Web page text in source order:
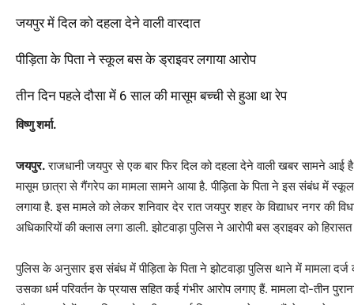
जयपुर में दिल को दहला देने वाली वारदात
पीड़िता के पिता ने स्कूल बस के ड्राइवर लगाया आरोप
तीन दिन पहले दौसा में 6 साल की मासूम बच्ची से हुआ था रेप
विष्णु शर्मा.
जयपुर.राजधानी जयपुर से एक बार फिर दिल को दहला देने वाली खबर सामने आई
मासूम छात्रा से गैंगरेप का मामला सामने आया है. पीड़िता के पिता ने इस संबंध में
लगाया है. इस मामले को लेकर शनिवार देर रात जयपुर शहर के विद्याधर नगर की
अधिकारियों की क्लास लगा डाली. झोटवाड़ा पुलिस ने आरोपी बस ड्राइवर को
पुलिस के अनुसार इस संबंध में पीड़िता के पिता ने झोटवाड़ा पुलिस थाने में मामला दर्ज
उसका धर्म परिवर्तन के प्रयास सहित कई गंभीर आरोप लगाए हैं. मामला दो-तीन